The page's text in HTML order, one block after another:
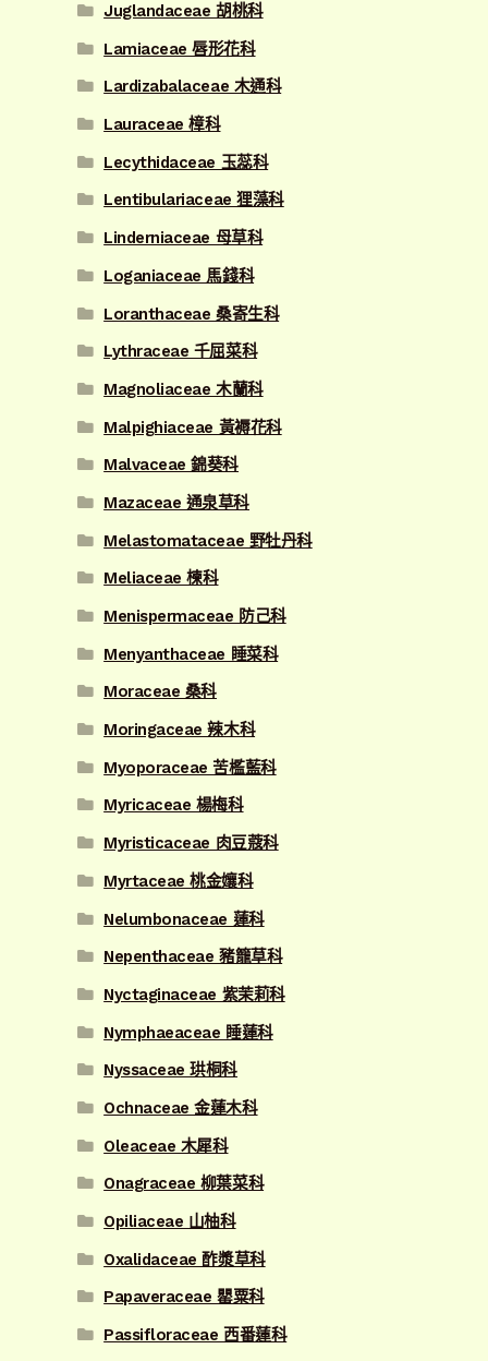
Juglandaceae 胡桃科
Lamiaceae 唇形花科
Lardizabalaceae 木通科
Lauraceae 樟科
Lecythidaceae 玉蕊科
Lentibulariaceae 狸藻科
Linderniaceae 母草科
Loganiaceae 馬錢科
Loranthaceae 桑寄生科
Lythraceae 千屈菜科
Magnoliaceae 木蘭科
Malpighiaceae 黃褥花科
Malvaceae 錦葵科
Mazaceae 通泉草科
Melastomataceae 野牡丹科
Meliaceae 楝科
Menispermaceae 防己科
Menyanthaceae 睡菜科
Moraceae 桑科
Moringaceae 辣木科
Myoporaceae 苦檻藍科
Myricaceae 楊梅科
Myristicaceae 肉豆蔻科
Myrtaceae 桃金孃科
Nelumbonaceae 蓮科
Nepenthaceae 豬籠草科
Nyctaginaceae 紫茉莉科
Nymphaeaceae 睡蓮科
Nyssaceae 珙桐科
Ochnaceae 金蓮木科
Oleaceae 木犀科
Onagraceae 柳葉菜科
Opiliaceae 山柚科
Oxalidaceae 酢漿草科
Papaveraceae 罌粟科
Passifloraceae 西番蓮科